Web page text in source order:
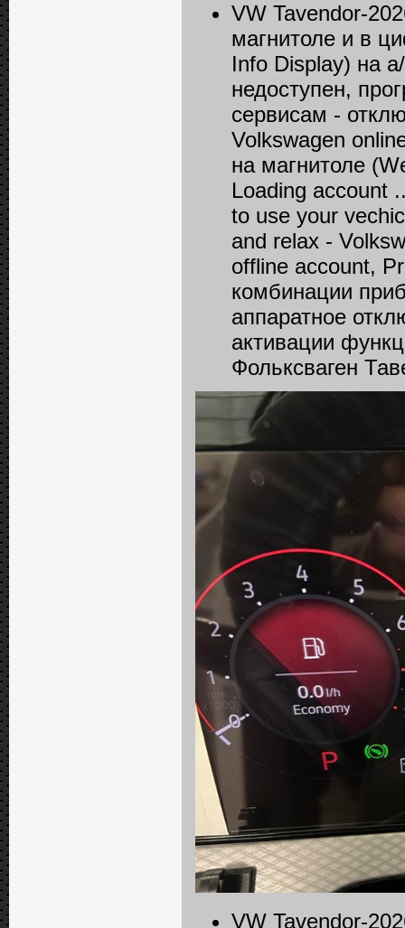
VW Tavendor-
магнитоле и в
Info Displаy) на
недоступен,
сервисам -
Volkswagen
на магнитоле
Loading account
to use your
and relax -
offline account,
комбинации
аппаратное
активации
Фольксваген
VW Tavendor-